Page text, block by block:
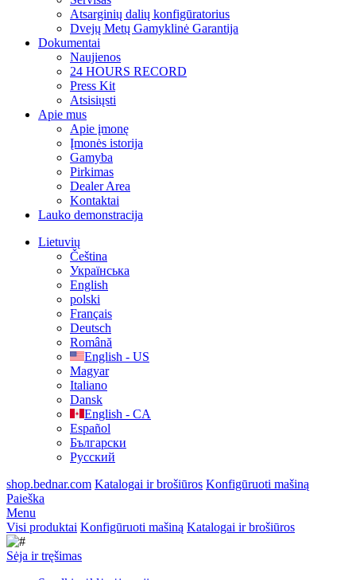
Atsarginių dalių konfigūratorius
Dvejų Metų Gamyklinė Garantija
Dokumentai
Naujienos
24 HOURS RECORD
Press Kit
Atsisiųsti
Apie mus
Apie įmonę
Įmonės istorija
Gamyba
Pirkimas
Dealer Area
Kontaktai
Lauko demonstracija
Lietuvių
Čeština
Українська
English
polski
Français
Deutsch
Română
English - US
Magyar
Italiano
Dansk
English - CA
Español
Български
Русский
shop.bednar.com Katalogai ir brošiūros Konfigūruoti mašiną
Paieška
Menu
Visi produktai Konfigūruoti mašiną Katalogai ir brošiūros
Sėja ir tręšimas